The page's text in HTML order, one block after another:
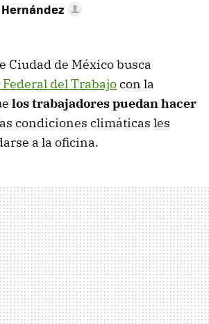
Ciudad de México busca
Federal del Trabajocon la
los trabajadores puedan hacer
condiciones climáticas les
a la oficina.